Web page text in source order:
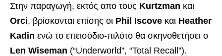
Στην παραγωγή, εκτός απο τους Kurtzman και
Orci, βρίσκονται επίσης οι Phil Iscove και Heather
Kadin ενώ το επεισόδιο-πιλότο θα σκηνοθετήσει ο
Len Wiseman (“Underworld”, “Total Recall”).